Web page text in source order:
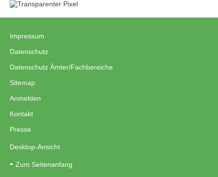
Impressum
Datenschutz
Datenschutz Ämter/Fachbereiche
Sitemap
Anmelden
Kontakt
Presse
Desktop-Ansicht
Zum Seitenanfang